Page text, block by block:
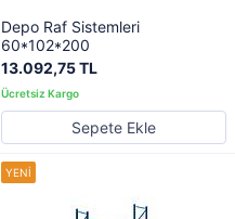
Depo Raf Sistemleri
60*102*200
13.092,75 TL
Sepete Ekle